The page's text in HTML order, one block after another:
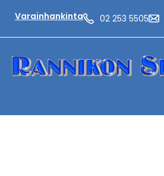
Varainhankinta 02 253 5505